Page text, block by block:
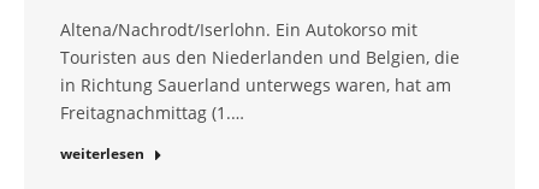
Altena/Nachrodt/Iserlohn. Ein Autokorso mit
Touristen aus den Niederlanden und Belgien, die
in Richtung Sauerland unterwegs waren, hat am
Freitagnachmittag (1.…
weiterlesen